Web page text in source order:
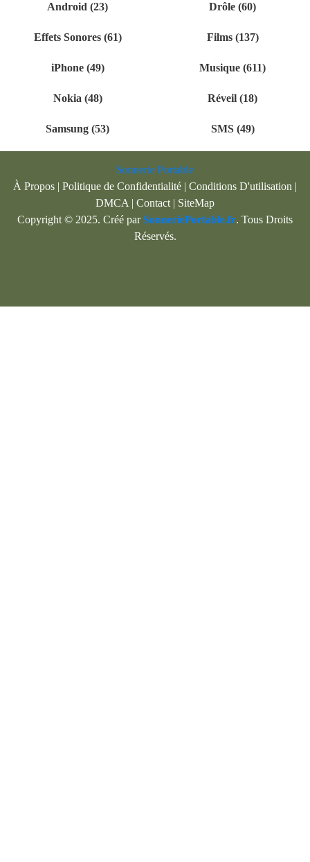
Android (23) Drôle (60)
Effets Sonores (61) Films (137)
iPhone (49) Musique (611)
Nokia (48) Réveil (18)
Samsung (53) SMS (49)
Sonnerie Portable
À Propos | Politique de Confidentialité | Conditions D'utilisation |
DMCA | Contact | SiteMap
Copyright © 2025. Créé parSonneriePortable.fr. Tous Droits
Réservés.